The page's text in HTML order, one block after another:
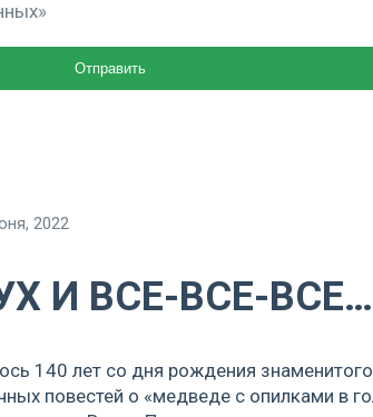
2022
И ВСЕ-ВСЕ-ВСЕ…
140 лет со дня рождения
повестей о «медведе с опилками в